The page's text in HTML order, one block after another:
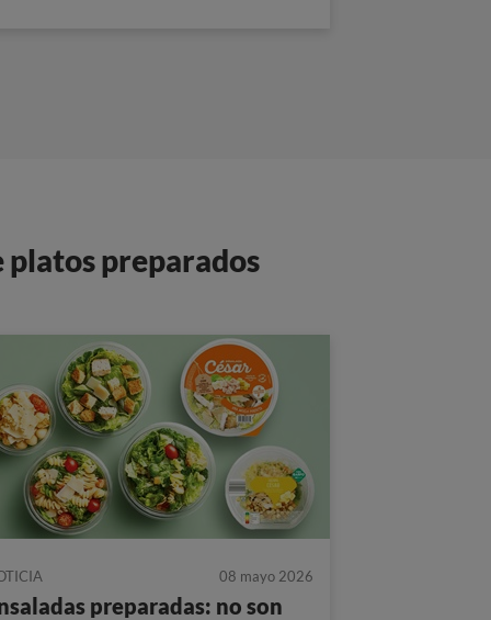
platos preparados
08 mayo 2026
preparadas: no son